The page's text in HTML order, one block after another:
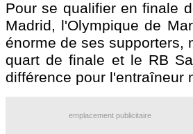
Pour se qualifier en finale
Madrid, l'Olympique de
énorme de ses supporters,
quart de finale et le RB
différence pour l'entraîneur
emplacement publicitaire